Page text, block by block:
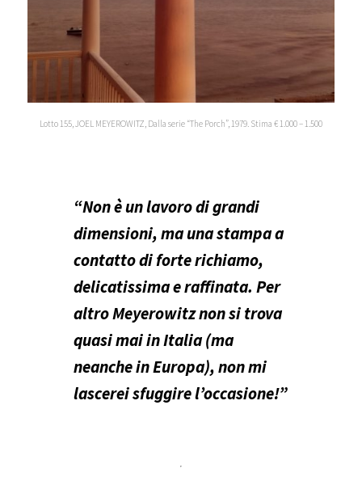
Lotto 155, JOEL MEYEROWITZ, Dalla serie “The Porch”, 1979. Stima € 1.000 – 1.500
“Non è un lavoro di grandi
dimensioni, ma una stampa a
contatto di forte richiamo,
delicatissima e raffinata. Per
altro Meyerowitz non si trova
quasi mai in Italia (ma
neanche in Europa), non mi
lascerei sfuggire l’occasione!”